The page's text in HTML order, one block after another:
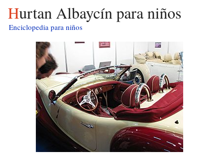
Hurtan Albaycín para niños
Enciclopedia para niños